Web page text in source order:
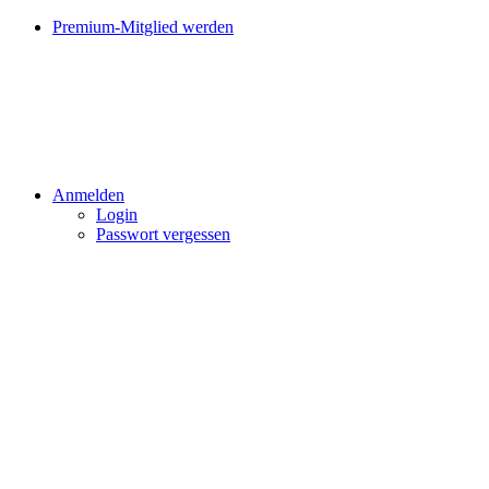
Premium-Mitglied werden
Anmelden
Login
Passwort vergessen